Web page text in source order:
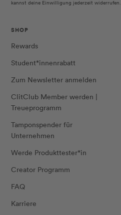
kannst deine Einwilligung jederzeit widerrufen.
SHOP
Rewards
Student*innenrabatt
Zum Newsletter anmelden
ClitClub Member werden |
Treueprogramm
Tamponspender für
Unternehmen
Werde Produkttester*in
Creator Programm
FAQ
Karriere